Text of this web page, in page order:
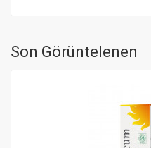
Son Görüntelenen